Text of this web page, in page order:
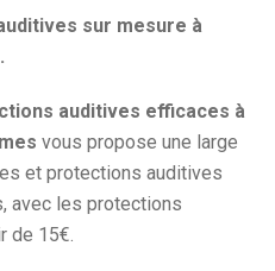
sur mesure à
auditives efficaces à
vous propose une large
et protections auditives
avec les protections
de 15€.